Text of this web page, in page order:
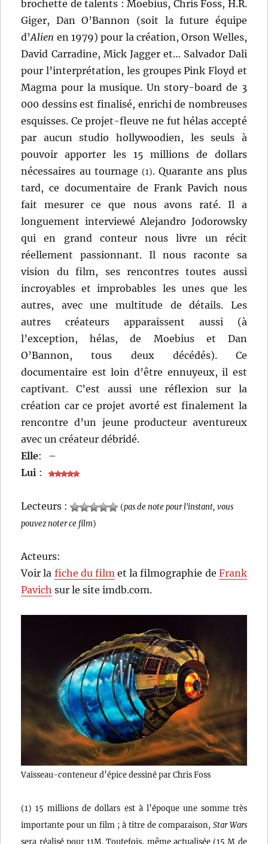
brochette de talents : Moebius, Chris Foss, H.R.
Giger, Dan O’Bannon (soit la future équipe
d’Alien en 1979) pour la création, Orson Welles,
David Carradine, Mick Jagger et… Salvador Dali
pour l’interprétation, les groupes Pink Floyd et
Magma pour la musique. Un story-board de 3
000 dessins est finalisé, enrichi de nombreuses
esquisses. Ce projet-fleuve ne fut hélas accepté
par aucun studio hollywoodien, les seuls à
pouvoir apporter les 15 millions de dollars
nécessaires au tournage (1). Quarante ans plus
tard, ce documentaire de Frank Pavich nous
fait mesurer ce que nous avons raté. Il a
longuement interviewé Alejandro Jodorowsky
qui en grand conteur nous livre un récit
réellement passionnant. Il nous raconte sa
vision du film, ses rencontres toutes aussi
incroyables et improbables les unes que les
autres, avec une multitude de détails. Les
autres créateurs apparaissent aussi (à
l’exception, hélas, de Moebius et Dan
O’Bannon, tous deux décédés). Ce
documentaire est loin d’être ennuyeux, il est
captivant. C’est aussi une réflexion sur la
création car ce projet avorté est finalement la
rencontre d’un jeune producteur aventureux
avec un créateur débridé.
Elle:
–
Lui :
Lecteurs : (pas de note pour l'instant, vous
pouvez noter ce film)
Acteurs:
Voir la fiche du filmet la filmographie de Frank
Pavich sur le site imdb.com.
Vaisseau-conteneur d’épice dessiné par Chris Foss
(1) 15 millions de dollars est à l’époque une somme très
importante pour un film ; à titre de comparaison, Star Wars
sera réalisé pour 11M. Toutefois, même actualisée (15 M de